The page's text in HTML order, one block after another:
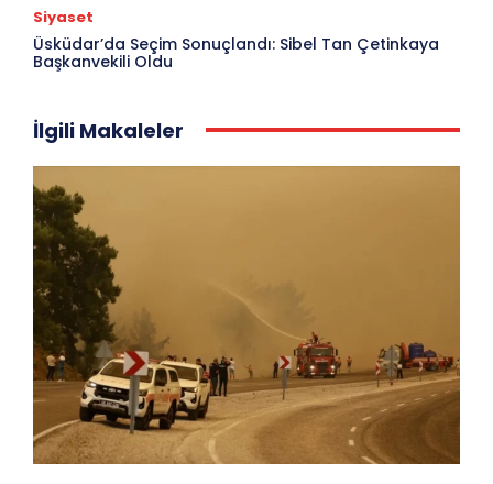
Siyaset
Üsküdar’da Seçim Sonuçlandı: Sibel Tan Çetinkaya
Başkanvekili Oldu
İlgili Makaleler